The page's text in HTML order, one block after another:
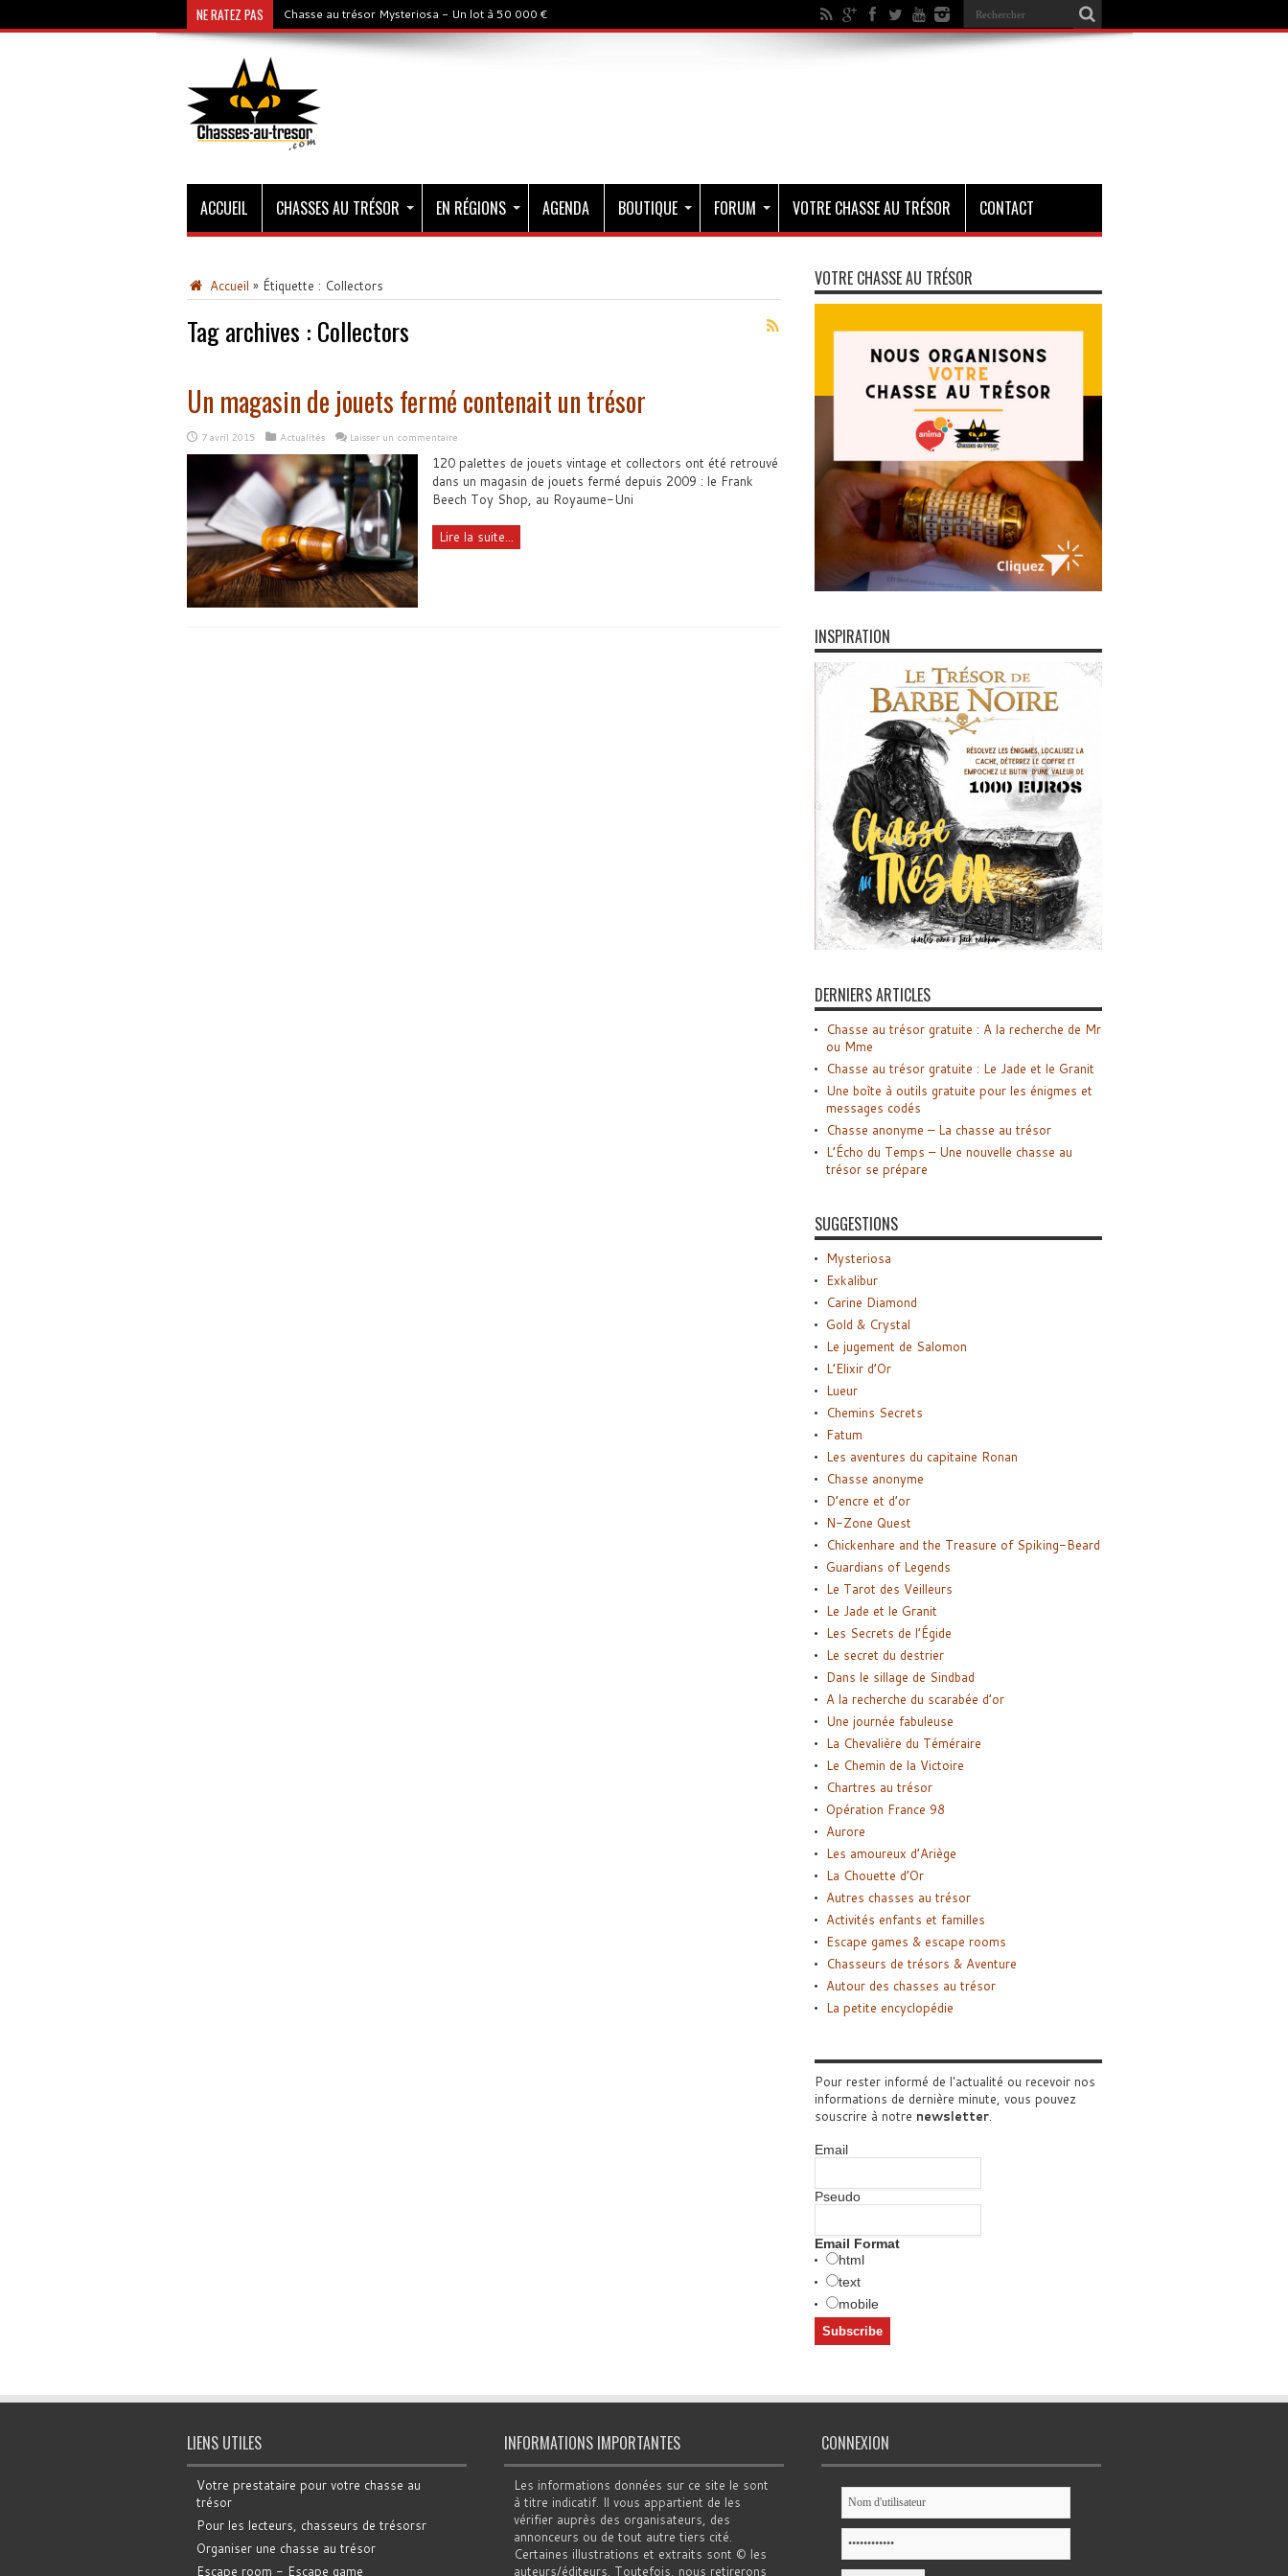
NE RATEZ PAS Chasse au trésor Mysteriosa - Un lot à 50 000 €
ACCUEIL CHASSES AU TRÉSOR EN RÉGIONS AGENDA BOUTIQUE FORUM VOTRE CHASSE AU TRÉSOR CONTACT
Accueil » Étiquette : Collectors
Tag archives : Collectors
Un magasin de jouets fermé contenait un trésor
7 avril 2015 Actualités Laisser un commentaire
120 palettes de jouets vintage et collectors ont été retrouvé
dans un magasin de jouets fermé depuis 2009 : le Frank
Beech Toy Shop, au Royaume-Uni
Lire la suite...
VOTRE CHASSE AU TRÉSOR
INSPIRATION
DERNIERS ARTICLES
Chasse au trésor gratuite : A la recherche de Mr
ou Mme
Chasse au trésor gratuite : Le Jade et le Granit
Une boîte à outils gratuite pour les énigmes et
messages codés
Chasse anonyme – La chasse au trésor
L’Écho du Temps – Une nouvelle chasse au
trésor se prépare
SUGGESTIONS
Mysteriosa
Exkalibur
Carine Diamond
Gold & Crystal
Le jugement de Salomon
L’Elixir d’Or
Lueur
Chemins Secrets
Fatum
Les aventures du capitaine Ronan
Chasse anonyme
D’encre et d’or
N-Zone Quest
Chickenhare and the Treasure of Spiking-Beard
Guardians of Legends
Le Tarot des Veilleurs
Le Jade et le Granit
Les Secrets de l’Égide
Le secret du destrier
Dans le sillage de Sindbad
A la recherche du scarabée d’or
Une journée fabuleuse
La Chevalière du Téméraire
Le Chemin de la Victoire
Chartres au trésor
Opération France 98
Aurore
Les amoureux d’Ariège
La Chouette d’Or
Autres chasses au trésor
Activités enfants et familles
Escape games & escape rooms
Chasseurs de trésors & Aventure
Autour des chasses au trésor
La petite encyclopédie
Pour rester informé de l'actualité ou recevoir nos
informations de dernière minute, vous pouvez
souscrire à notre newsletter.
Email
Pseudo
Email Format
html
text
mobile
LIENS UTILES
Votre prestataire pour votre chasse au
trésor
Pour les lecteurs, chasseurs de trésorsr
Organiser une chasse au trésor
Escape room - Escape game
INFORMATIONS IMPORTANTES
Les informations données sur ce site le sont
à titre indicatif. Il vous appartient de les
vérifier auprès des organisateurs, des
annonceurs ou de tout autre tiers cité.
Certaines illustrations et extraits sont © les
auteurs/éditeurs. Toutefois, nous retirerons
CONNEXION